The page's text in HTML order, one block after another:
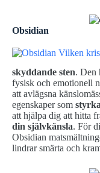
Obsidian
skyddande sten. Den
fysisk och emotionell
att avlägsna
egenskaper som
att hjälpa dig att hitta
din självkänsla. För
Obsidian
lindrar smärta och